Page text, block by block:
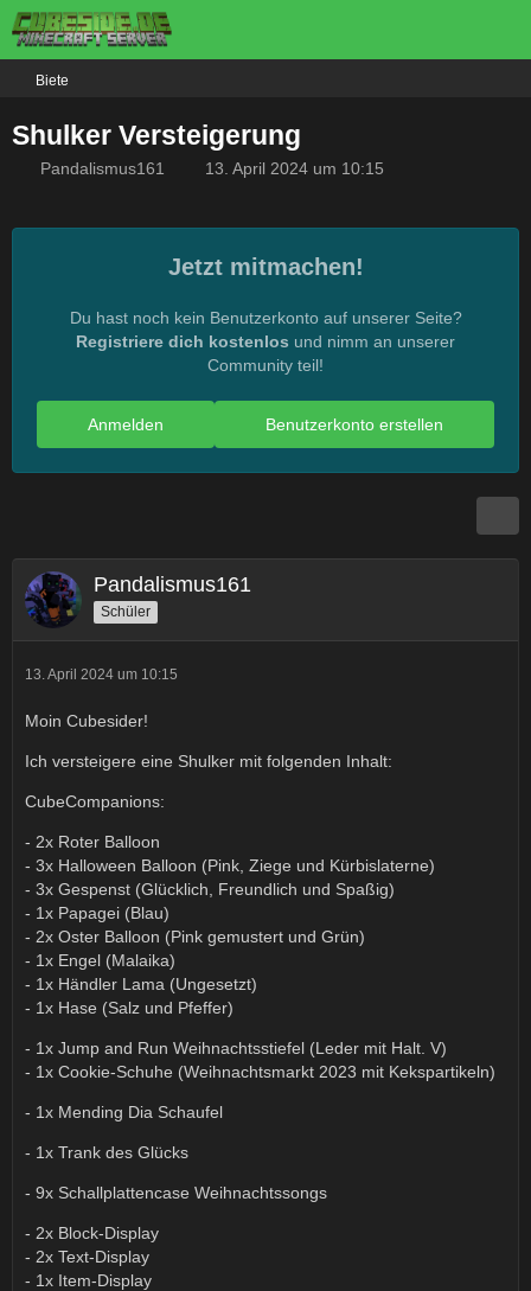
Biete
Shulker Versteigerung
Pandalismus161 13. April 2024 um 10:15
Jetzt mitmachen!
Du hast noch kein Benutzerkonto auf unserer Seite?
Registriere dich kostenlos und nimm an unserer
Community teil!
Benutzerkonto erstellen
Anmelden
Pandalismus161
Schüler
13. April 2024 um 10:15
Moin Cubesider!
Ich versteigere eine Shulker mit folgenden Inhalt:
CubeCompanions:
- 2x Roter Balloon
- 3x Halloween Balloon (Pink, Ziege und Kürbislaterne)
- 3x Gespenst (Glücklich, Freundlich und Spaßig)
- 1x Papagei (Blau)
- 2x Oster Balloon (Pink gemustert und Grün)
- 1x Engel (Malaika)
- 1x Händler Lama (Ungesetzt)
- 1x Hase (Salz und Pfeffer)
- 1x Jump and Run Weihnachtsstiefel (Leder mit Halt. V)
- 1x Cookie-Schuhe (Weihnachtsmarkt 2023 mit Kekspartikeln)
- 1x Mending Dia Schaufel
- 1x Trank des Glücks
- 9x Schallplattencase Weihnachtssongs
- 2x Block-Display
- 2x Text-Display
- 1x Item-Display